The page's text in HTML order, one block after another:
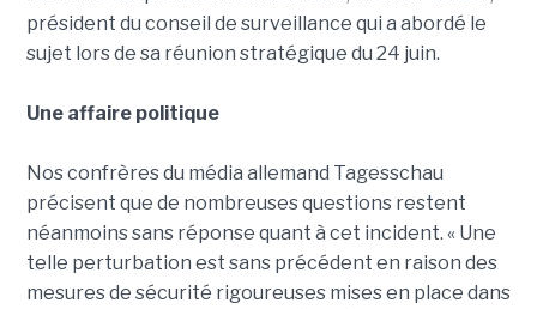
président du conseil de surveillance qui a abordé le
sujet lors de sa réunion stratégique du 24 juin.
Une affaire politique
Nos confrères du média allemand Tagesschau
précisent que de nombreuses questions restent
néanmoins sans réponse quant à cet incident. « Une
telle perturbation est sans précédent en raison des
mesures de sécurité rigoureuses mises en place dans